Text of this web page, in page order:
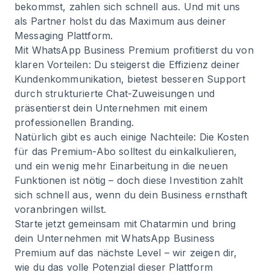
bekommst, zahlen sich schnell aus. Und mit uns
als Partner holst du das Maximum aus deiner
Messaging Plattform.
Mit WhatsApp Business Premium profitierst du von
klaren Vorteilen: Du steigerst die Effizienz deiner
Kundenkommunikation, bietest besseren Support
durch strukturierte Chat-Zuweisungen und
präsentierst dein Unternehmen mit einem
professionellen Branding.
Natürlich gibt es auch einige Nachteile: Die Kosten
für das Premium-Abo solltest du einkalkulieren,
und ein wenig mehr Einarbeitung in die neuen
Funktionen ist nötig – doch diese Investition zahlt
sich schnell aus, wenn du dein Business ernsthaft
voranbringen willst.
Starte jetzt gemeinsam mit Chatarmin und bring
dein Unternehmen mit WhatsApp Business
Premium auf das nächste Level – wir zeigen dir,
wie du das volle Potenzial dieser Plattform